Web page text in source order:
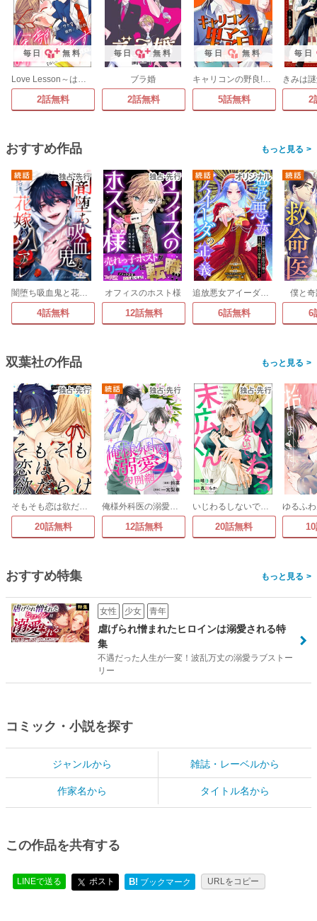
毎日 無料
Love Lesson～はじめて、全部いただきます～
2話無料
毎日 無料
ブラ婚
2話無料
毎日 無料
キャリコンの野良!～最高の職探し～
5話無料
毎日
2
おすすめ作品 >
闇堕ち吸血鬼と花嫁のソアレ
4話無料
オフィスのホスト様
12話無料
追放悪女アイーダの正義～死亡確定の悪役令嬢は夫の愛より改革を所望する～
6話無料
僕と
6
双葉社の作品 >
そもそも恋は欲だらけ
20話無料
俺様外科医の溺愛包囲網
12話無料
いじわるしないで、末広くん
20話無料
おすすめ特集 >
女性 少女 青年
虐げられ憎まれたヒロインは溺愛される特
集
不遇だった人生が一変！波乱万丈の溺愛ラブストー
リー
コミック・小説を探す
ジャンルから 雑誌・レーベルから
作家名から タイトル名から
この作品を共有する
LINEで送る ポスト B! ブックマーク URLをコピー